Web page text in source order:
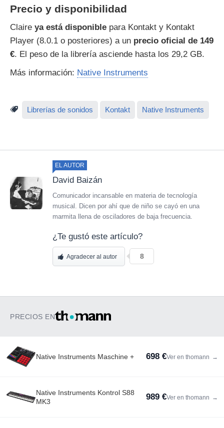
Precio y disponibilidad
Claire ya está disponible para Kontakt y Kontakt
Player (8.0.1 o posteriores) a un precio oficial de 149
€. El peso de la librería asciende hasta los 29,2 GB.
Más información: Native Instruments
Librerías de sonidos Kontakt Native Instruments
EL AUTOR
David Baizán
Comunicador incansable en materia de tecnología
musical. Dicen por ahí que de niño se cayó en una
marmita llena de osciladores de baja frecuencia.
¿Te gustó este artículo?
Agradecer al autor 8
PRECIOS EN
Native Instruments Maschine + 698 €Ver en thomann →
Native Instruments Kontrol S88
MK3
989 €Ver en thomann →